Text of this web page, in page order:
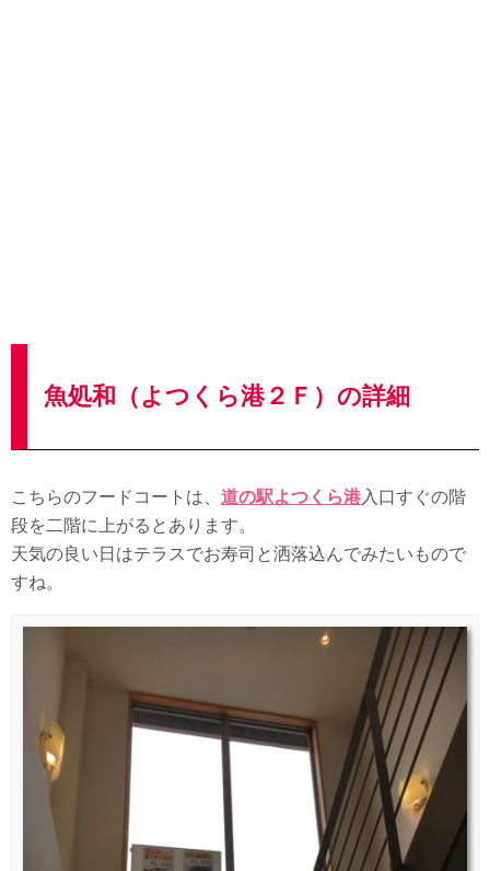
魚処和（よつくら港２Ｆ）の詳細
こちらのフードコートは、 道の駅よつくら港入口すぐの階
段を二階に上がるとあります。
天気の良い日はテラスでお寿司と洒落込んでみたいもので
すね。